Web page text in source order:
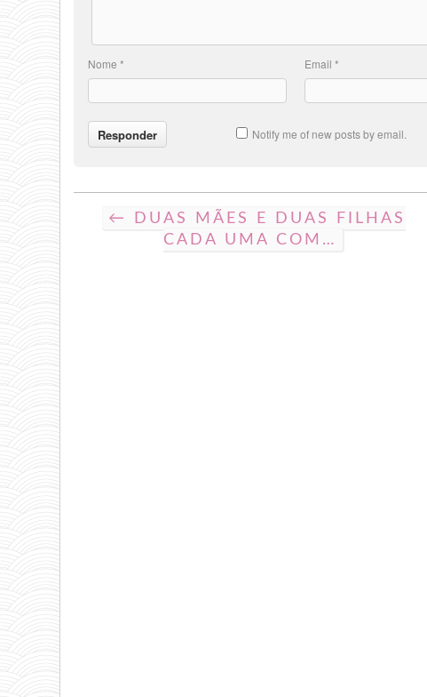
Nome* Email*
Notify me of new posts by email.
← DUAS MÃES E DUAS FILHAS
CADA UMA COM…